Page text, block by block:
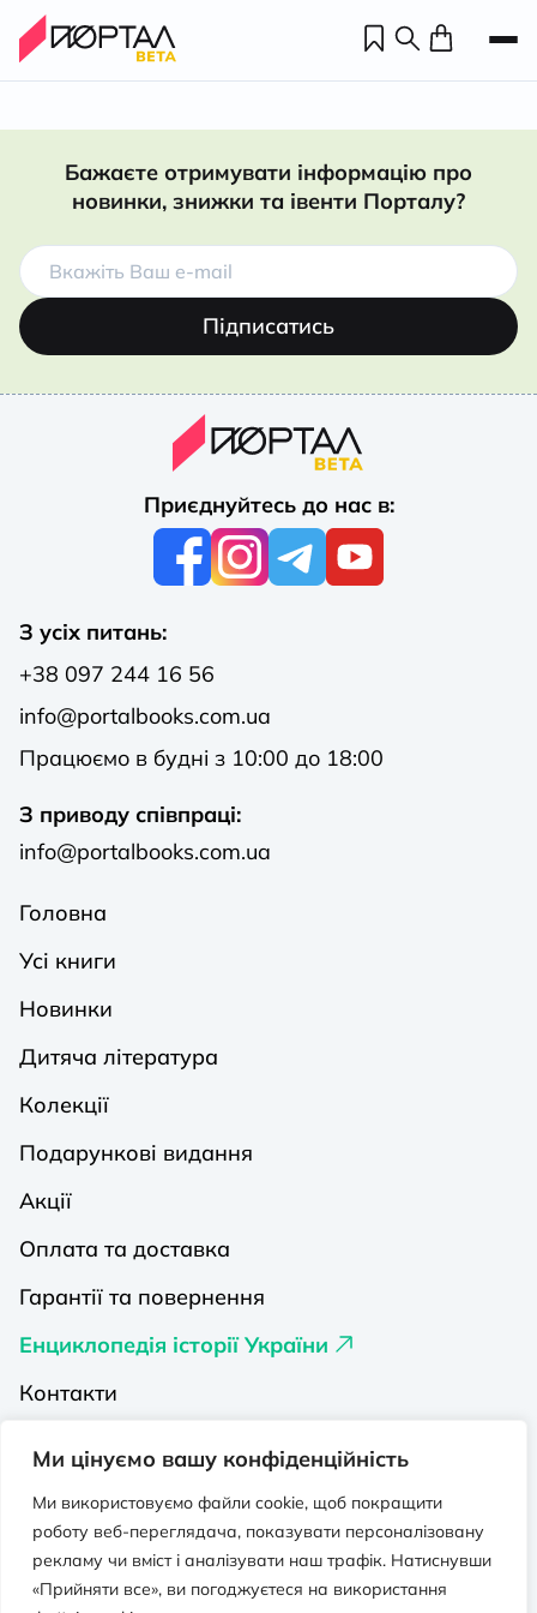
Ми цінуємо вашу конфіденційність
Ми використовуємо файли cookie, щоб покращити
роботу веб-переглядача, показувати персоналізовану
рекламу чи вміст і аналізувати наш трафік. Натиснувши
«Прийняти все», ви погоджуєтеся на використання
Бажаєте отримувати інформацію про
новинки, знижки та івенти Порталу?
Підписатись
Приєднуйтесь до нас в:
З усіх питань:
+38 097 244 16 56
info@portalbooks.com.ua
Працюємо в будні з 10:00 до 18:00
З приводу співпраці:
info@portalbooks.com.ua
Головна
Усі книги
Новинки
Дитяча література
Колекції
Подарункові видання
Акції
Оплата та доставка
Гарантії та повернення
Енциклопедія історії України
Контакти
Видавництва на Порталі
Політика конфіденційності
Публічна оферта